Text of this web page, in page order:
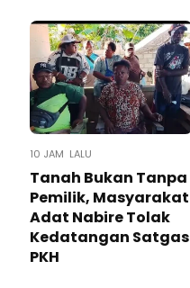
10 JAM LALU
Tanah Bukan Tanpa
Pemilik, Masyarakat
Adat Nabire Tolak
Kedatangan Satgas
PKH